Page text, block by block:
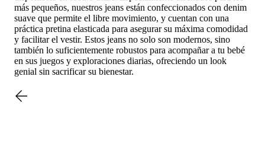
más pequeños, nuestros jeans están confeccionados con denim
suave que permite el libre movimiento, y cuentan con una
práctica pretina elasticada para asegurar su máxima comodidad
y facilitar el vestir. Estos jeans no solo son modernos, sino
también lo suficientemente robustos para acompañar a tu bebé
en sus juegos y exploraciones diarias, ofreciendo un look
genial sin sacrificar su bienestar.